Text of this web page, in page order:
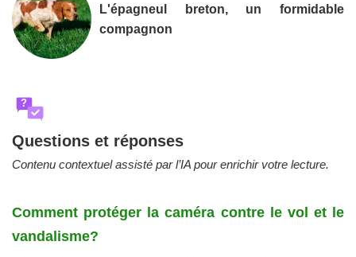
L'épagneul breton, un formidable
compagnon
?
Questions et réponses
Contenu contextuel assisté par l’IA pour enrichir votre lecture.
Comment protéger la caméra contre le vol et le
vandalisme?